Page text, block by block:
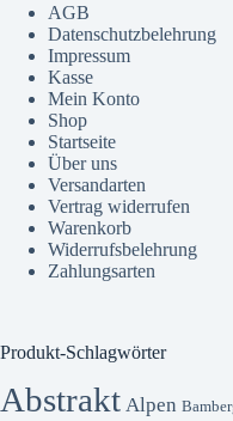
AGB
Datenschutzbelehrung
Impressum
Kasse
Mein Konto
Shop
Startseite
Über uns
Versandarten
Vertrag widerrufen
Warenkorb
Widerrufsbelehrung
Zahlungsarten
Produkt-Schlagwörter
Abstrakt Alpen